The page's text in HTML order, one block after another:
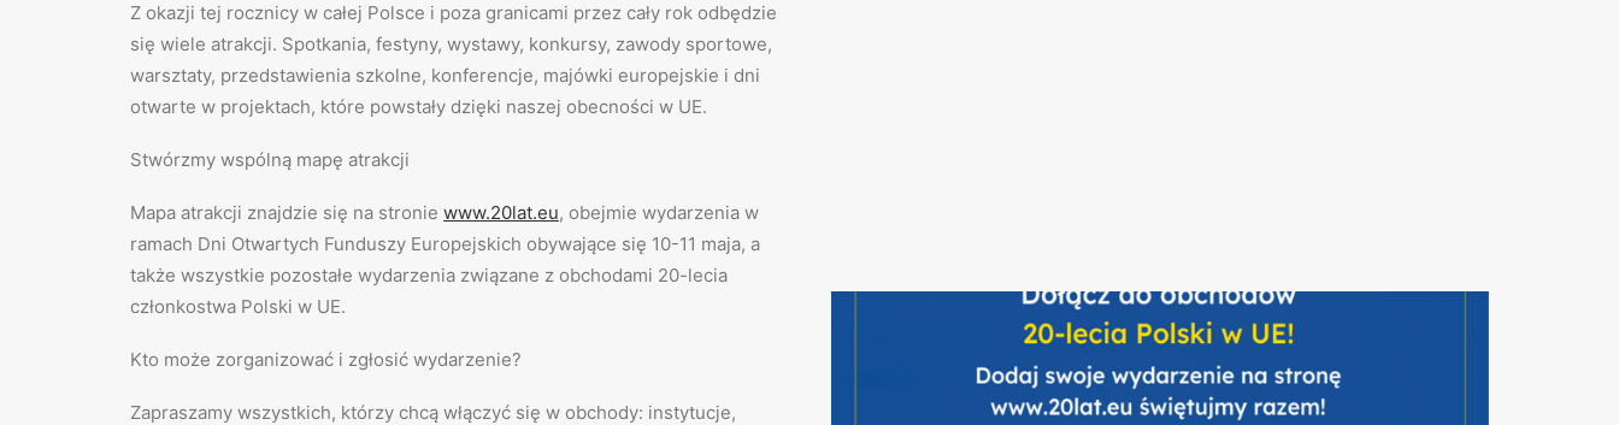
Z okazji tej rocznicy w całej Polsce i poza granicami przez cały rok odbędzie
się wiele atrakcji. Spotkania, festyny, wystawy, konkursy, zawody sportowe,
warsztaty, przedstawienia szkolne, konferencje, majówki europejskie i dni
otwarte w projektach, które powstały dzięki naszej obecności w UE.
Stwórzmy wspólną mapę atrakcji
Mapa atrakcji znajdzie się na stronie www.20lat.eu, obejmie wydarzenia w
ramach Dni Otwartych Funduszy Europejskich obywające się 10-11 maja, a
także wszystkie pozostałe wydarzenia związane z obchodami 20-lecia
członkostwa Polski w UE.
Kto może zorganizować i zgłosić wydarzenie?
Zapraszamy wszystkich, którzy chcą włączyć się w obchody: instytucje,